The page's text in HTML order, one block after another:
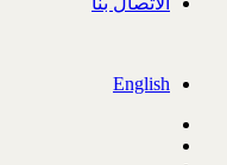
English